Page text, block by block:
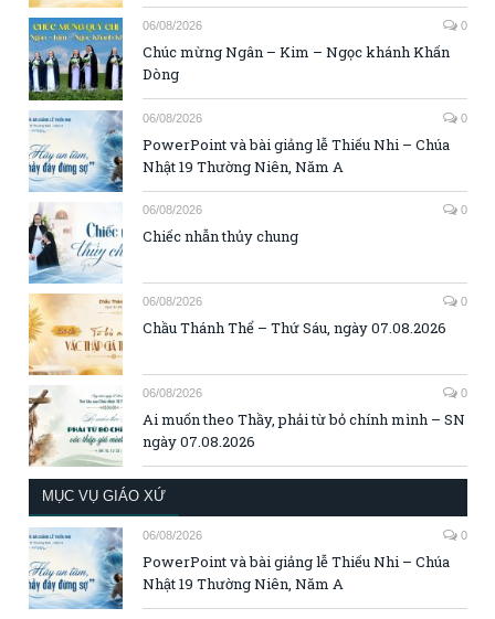
06/08/2026 0
Chúc mừng Ngân – Kim – Ngọc khánh Khấn
Dòng
06/08/2026 0
PowerPoint và bài giảng lễ Thiếu Nhi – Chúa
Nhật 19 Thường Niên, Năm A
06/08/2026 0
Chiếc nhẫn thủy chung
06/08/2026 0
Chầu Thánh Thể – Thứ Sáu, ngày 07.08.2026
06/08/2026 0
Ai muốn theo Thầy, phải từ bỏ chính mình – SN
ngày 07.08.2026
MỤC VỤ GIÁO XỨ
06/08/2026 0
PowerPoint và bài giảng lễ Thiếu Nhi – Chúa
Nhật 19 Thường Niên, Năm A